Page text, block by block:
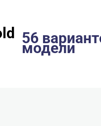
56
модели